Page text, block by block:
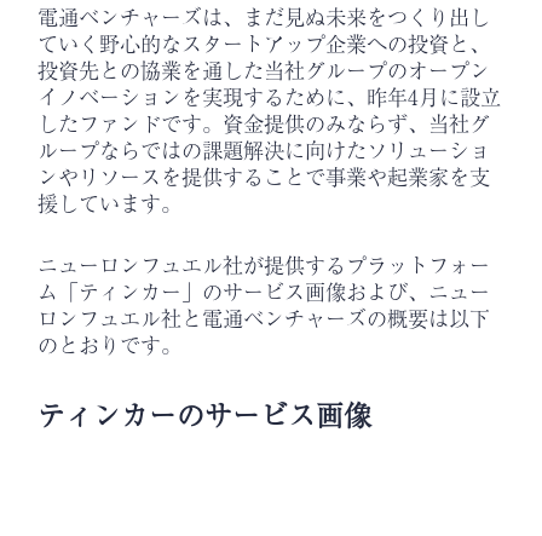
電通ベンチャーズは、まだ見ぬ未来をつくり出し
ていく野心的なスタートアップ企業への投資と、
投資先との協業を通した当社グループのオープン
イノベーションを実現するために、昨年4月に設立
したファンドです。資金提供のみならず、当社グ
ループならではの課題解決に向けたソリューショ
ンやリソースを提供することで事業や起業家を支
援しています。
ニューロンフュエル社が提供するプラットフォー
ム「ティンカー」のサービス画像および、ニュー
ロンフュエル社と電通ベンチャーズの概要は以下
のとおりです。
ティンカーのサービス画像